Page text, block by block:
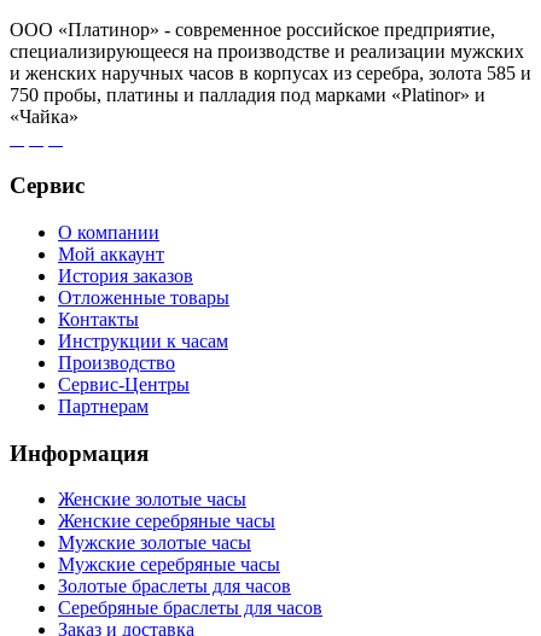
ООО «Платинор» - современное российское предприятие,
специализирующееся на производстве и реализации мужских
и женских наручных часов в корпусах из серебра, золота 585 и
750 пробы, платины и палладия под марками «Platinor» и
«Чайка»
Сервис
О компании
Мой аккаунт
История заказов
Отложенные товары
Контакты
Инструкции к часам
Производство
Сервис-Центры
Партнерам
Информация
Женские золотые часы
Женские серебряные часы
Мужские золотые часы
Мужские серебряные часы
Золотые браслеты для часов
Серебряные браслеты для часов
Заказ и доставка